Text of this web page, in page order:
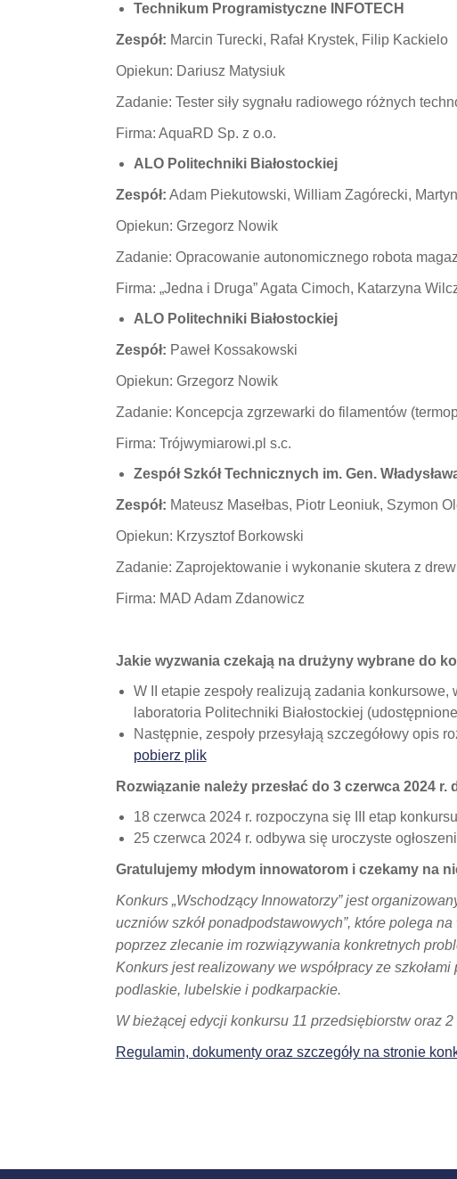
Technikum Programistyczne INFOTECH
Zespół: Marcin Turecki, Rafał Krystek, Filip Kackielo
Opiekun: Dariusz Matysiuk
Zadanie: Tester siły sygnału radiowego różnych
Firma: AquaRD Sp. z o.o.
ALO Politechniki Białostockiej
Zespół: Adam Piekutowski, William Zagórecki,
Opiekun: Grzegorz Nowik
Zadanie: Opracowanie autonomicznego robota
Firma: „Jedna i Druga” Agata Cimoch, Katarzyna
ALO Politechniki Białostockiej
Zespół: Paweł Kossakowski
Opiekun: Grzegorz Nowik
Zadanie: Koncepcja zgrzewarki do filamentów
Firma: Trójwymiarowi.pl s.c.
Zespół Szkół Technicznych im. Gen.
Zespół: Mateusz Masełbas, Piotr Leoniuk, Szymon
Opiekun: Krzysztof Borkowski
Zadanie: Zaprojektowanie i wykonanie skutera z
Firma: MAD Adam Zdanowicz
Jakie wyzwania czekają na drużyny wybrane do
W II etapie zespoły realizują zadania konkursowe,
laboratoria Politechniki Białostockiej
Następnie, zespoły przesyłają szczegółowy
pobierz plik
Rozwiązanie należy przesłać do 3 czerwca 2024
18 czerwca 2024 r. rozpoczyna się III etap
25 czerwca 2024 r. odbywa się uroczyste
Gratulujemy młodym innowatorom i czekamy na
Konkurs „Wschodzący Innowatorzy” jest
uczniów szkół ponadpodstawowych”, które polega
poprzez zlecanie im rozwiązywania konkretnych
Konkurs jest realizowany we współpracy ze
podlaskie, lubelskie i podkarpackie.
W bieżącej edycji konkursu 11 przedsiębiorstw oraz
Regulamin, dokumenty oraz szczegóły na stronie